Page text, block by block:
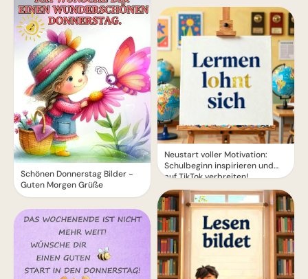
Schönen Donnerstag Bilder -
Guten Morgen Grüße
Neustart voller Motivation:
Schulbeginn inspirieren und
auf TikTok verbreiten!